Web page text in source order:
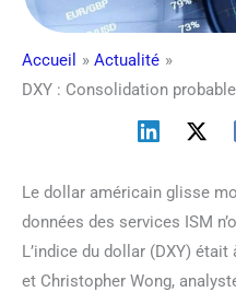
Accueil
Actualité
DXY : Consolidation
Le dollar américain glisse
données des services ISM
L’indice du dollar (DXY)
et Christopher Wong,